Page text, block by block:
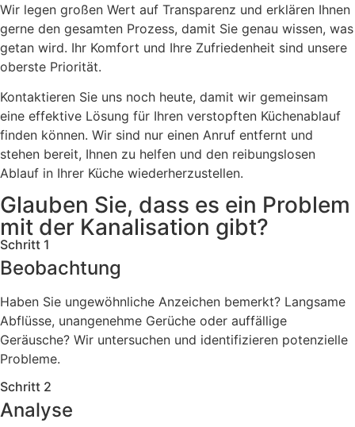
Wir legen großen Wert auf Transparenz und erklären Ihnen
gerne den gesamten Prozess, damit Sie genau wissen, was
getan wird. Ihr Komfort und Ihre Zufriedenheit sind unsere
oberste Priorität.
Kontaktieren Sie uns noch heute, damit wir gemeinsam
eine effektive Lösung für Ihren verstopften Küchenablauf
finden können. Wir sind nur einen Anruf entfernt und
stehen bereit, Ihnen zu helfen und den reibungslosen
Ablauf in Ihrer Küche wiederherzustellen.
Glauben Sie, dass es ein Problem
mit der Kanalisation gibt?
Schritt 1
Beobachtung
Haben Sie ungewöhnliche Anzeichen bemerkt? Langsame
Abflüsse, unangenehme Gerüche oder auffällige
Geräusche? Wir untersuchen und identifizieren potenzielle
Probleme.
Schritt 2
Analyse